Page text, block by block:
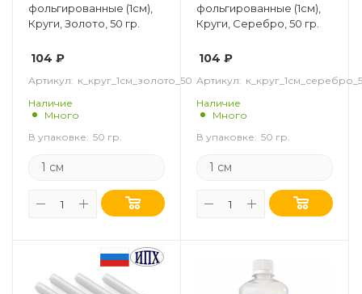
фольгированные (1см),
Круги, Золото, 50 гр.
104 ₽
Артикул: к_круг_1см_золото_50
Наличие
Много
В упаковке: 50 гр.
1 см
фольгированные (1см),
Круги, Серебро, 50 гр.
104 ₽
Артикул:
Наличие
Много
В упаковке: 50 гр.
1 см